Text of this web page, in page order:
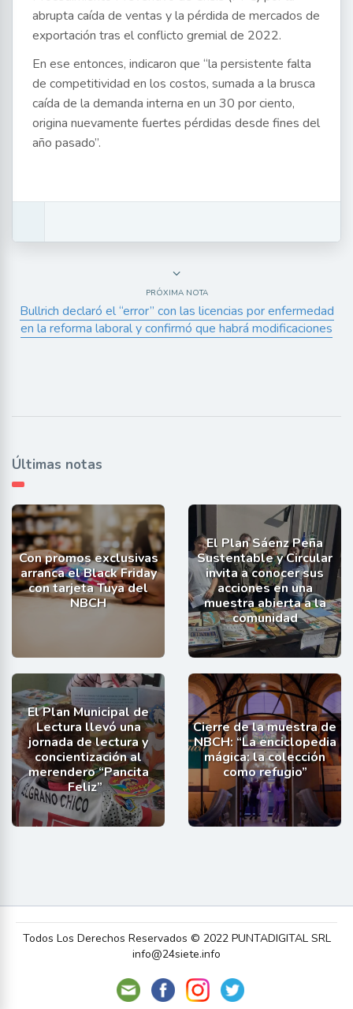
abrupta caída de ventas y la pérdida de mercados de
exportación tras el conflicto gremial de 2022.
En ese entonces, indicaron que “la persistente falta
de competitividad en los costos, sumada a la brusca
caída de la demanda interna en un 30 por ciento,
origina nuevamente fuertes pérdidas desde fines del
año pasado”.
PRÓXIMA NOTA
Bullrich declaró el “error” con las licencias por enfermedad
en la reforma laboral y confirmó que habrá modificaciones
Últimas notas
Con promos exclusivas
arranca el Black Friday
con tarjeta Tuya del
NBCH
El Plan Sáenz Peña
Sustentable y Circular
invita a conocer sus
acciones en una
muestra abierta a la
comunidad
El Plan Municipal de
Lectura llevó una
jornada de lectura y
concientización al
merendero “Pancita
Feliz”
Cierre de la muestra de
NBCH: “La enciclopedia
mágica: la colección
como refugio”
Todos Los Derechos Reservados © 2022 PUNTADIGITAL SRL
info@24siete.info